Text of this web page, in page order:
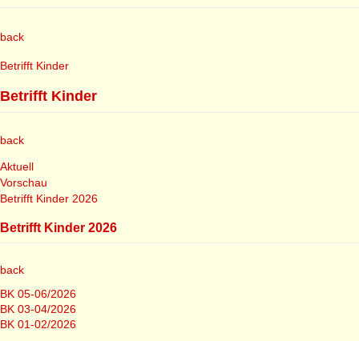
back
Betrifft Kinder
Betrifft Kinder
back
Aktuell
Vorschau
Betrifft Kinder 2026
Betrifft Kinder 2026
back
BK 05-06/2026
BK 03-04/2026
BK 01-02/2026